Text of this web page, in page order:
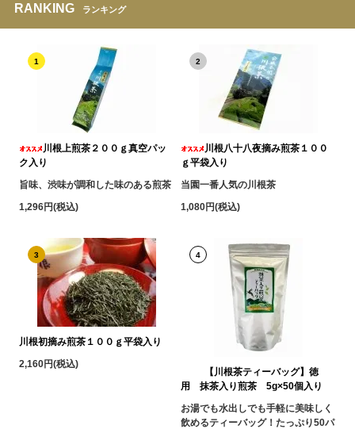
RANKING ランキング
1
川根上煎茶２００ｇ真空パッ
ク入り
旨味、渋味が調和した味のある煎茶
1,296円(税込)
2
川根八十八夜摘み煎茶１００
ｇ平袋入り
当園一番人気の川根茶
1,080円(税込)
3
川根初摘み煎茶１００ｇ平袋入り
2,160円(税込)
4
【川根茶ティーバッグ】徳
用 抹茶入り煎茶 5g×50個入り
お湯でも水出しでも手軽に美味しく
飲めるティーバッグ！たっぷり50パ